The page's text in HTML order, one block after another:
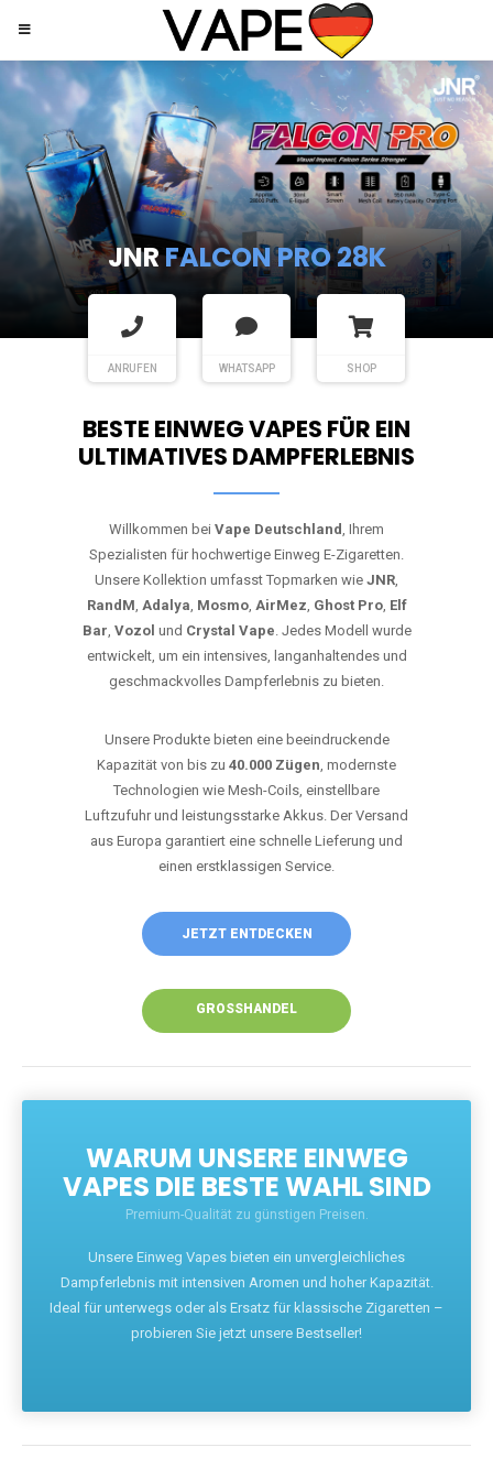
JNRSHISHA HOOKAH MAX
ANRUFEN WHATSAPP SHOP
BESTE EINWEG VAPES FÜR EIN
ULTIMATIVES DAMPFERLEBNIS
Willkommen bei Vape Deutschland, Ihrem
Spezialisten für hochwertige Einweg E-Zigaretten.
Unsere Kollektion umfasst Topmarken wie JNR,
RandM, Adalya, Mosmo, AirMez, Ghost Pro, Elf
Bar, Vozol und Crystal Vape. Jedes Modell wurde
entwickelt, um ein intensives, langanhaltendes und
geschmackvolles Dampferlebnis zu bieten.
Unsere Produkte bieten eine beeindruckende
Kapazität von bis zu 40.000 Zügen, modernste
Technologien wie Mesh-Coils, einstellbare
Luftzufuhr und leistungsstarke Akkus. Der Versand
aus Europa garantiert eine schnelle Lieferung und
einen erstklassigen Service.
JETZT ENTDECKEN
GROSSHANDEL
WARUM UNSERE EINWEG
VAPES DIE BESTE WAHL SIND
Premium-Qualität zu günstigen Preisen.
Unsere Einweg Vapes bieten ein unvergleichliches
Dampferlebnis mit intensiven Aromen und hoher Kapazität.
Ideal für unterwegs oder als Ersatz für klassische Zigaretten –
probieren Sie jetzt unsere Bestseller!